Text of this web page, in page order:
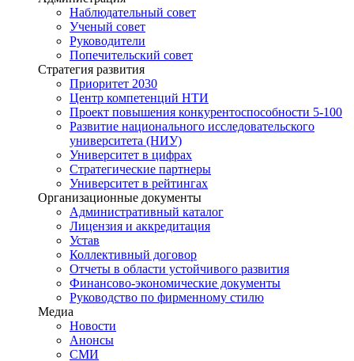
Наблюдательный совет
Ученый совет
Руководители
Попечительский совет
Стратегия развития
Приоритет 2030
Центр компетенций НТИ
Проект повышения конкурентоспособности 5-100
Развитие национального исследовательского
университета (НИУ)
Университет в цифрах
Стратегические партнеры
Университет в рейтингах
Организационные документы
Административный каталог
Лицензия и аккредитация
Устав
Коллективный договор
Отчеты в области устойчивого развития
Финансово-экономические документы
Руководство по фирменному стилю
Медиа
Новости
Анонсы
СМИ